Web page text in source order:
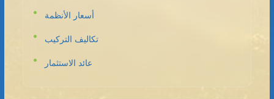
أسعار الأنظمة
تكاليف التركيب
عائد الاستثمار